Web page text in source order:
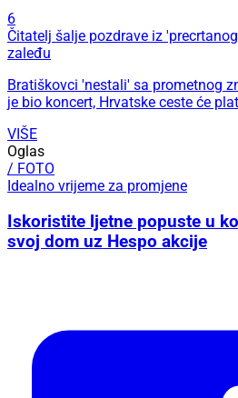
6
Čitatelj šalje pozdrave iz
zaleđu
Bratiškovci 'nestali' sa prometnog
je bio koncert, Hrvatske ceste će
VIŠE
Oglas
/ FOTO
Idealno vrijeme za promjene
Iskoristite ljetne popuste u
svoj dom uz Hespo akcije